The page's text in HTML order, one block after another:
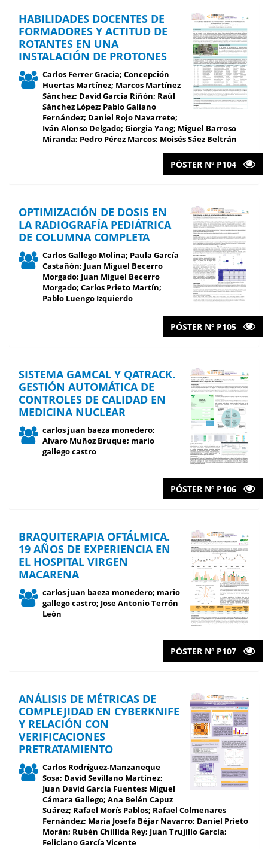
HABILIDADES DOCENTES DE
FORMADORES Y ACTITUD DE
ROTANTES EN UNA
INSTALACIÓN DE PROTONES
Carlos Ferrer Gracia; Concepción
Huertas Martínez; Marcos Martínez
Sánchez; David García Riñón; Raúl
Sánchez López; Pablo Galiano
Fernández; Daniel Rojo Navarrete;
Iván Alonso Delgado; Giorgia Yang; Miguel Barroso
Miranda; Pedro Pérez Marcos; Moisés Sáez Beltrán
PÓSTER Nº P104
OPTIMIZACIÓN DE DOSIS EN
LA RADIOGRAFÍA PEDIÁTRICA
DE COLUMNA COMPLETA
Carlos Gallego Molina; Paula García
Castañón; Juan Miguel Becerro
Morgado; Juan Miguel Becerro
Morgado; Carlos Prieto Martín;
Pablo Luengo Izquierdo
PÓSTER Nº P105
SISTEMA GAMCAL Y QATRACK.
GESTIÓN AUTOMÁTICA DE
CONTROLES DE CALIDAD EN
MEDICINA NUCLEAR
carlos juan baeza monedero;
Alvaro Muñoz Bruque; mario
gallego castro
PÓSTER Nº P106
BRAQUITERAPIA OFTÁLMICA.
19 AÑOS DE EXPERIENCIA EN
EL HOSPITAL VIRGEN
MACARENA
carlos juan baeza monedero; mario
gallego castro; Jose Antonio Terrón
León
PÓSTER Nº P107
ANÁLISIS DE MÉTRICAS DE
COMPLEJIDAD EN CYBERKNIFE
Y RELACIÓN CON
VERIFICACIONES
PRETRATAMIENTO
Carlos Rodríguez-Manzaneque
Sosa; David Sevillano Martínez;
Juan David García Fuentes; Miguel
Cámara Gallego; Ana Belén Capuz
Suárez; Rafael Morís Pablos; Rafael Colmenares
Fernández; Maria Josefa Béjar Navarro; Daniel Prieto
Morán; Rubén Chillida Rey; Juan Trujillo García;
Feliciano García Vicente